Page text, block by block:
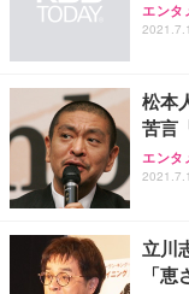
エンタ
松本
苦言
エンタ
立川
「